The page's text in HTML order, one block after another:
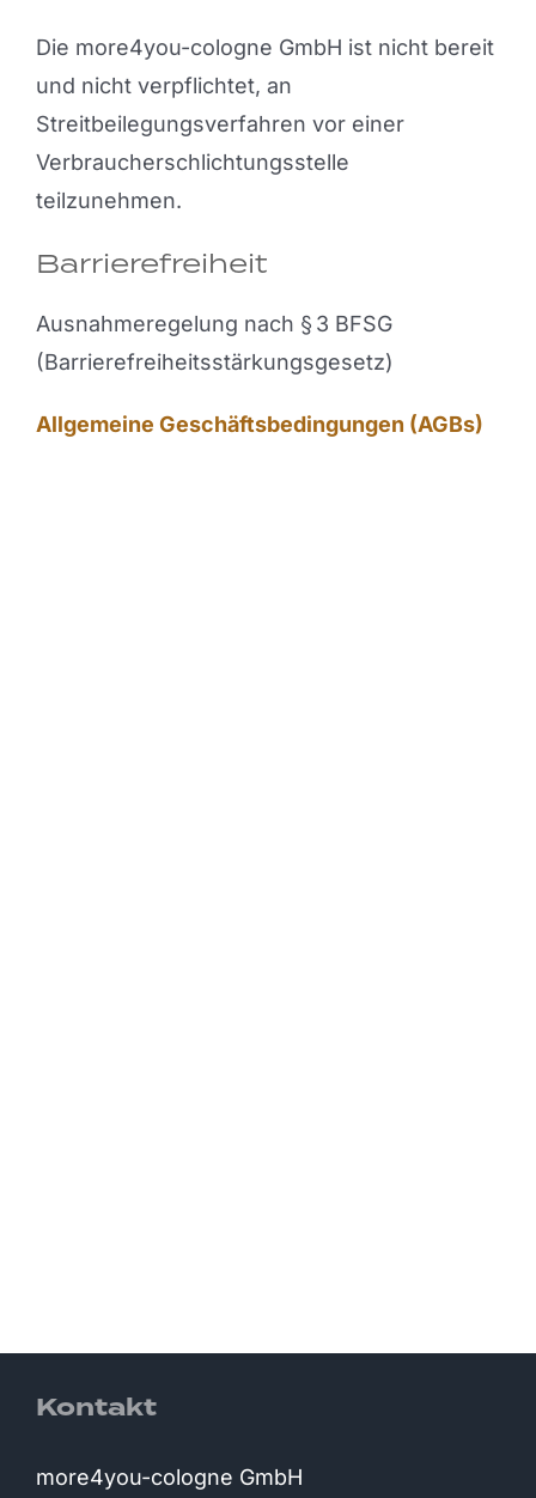
Die more4you-cologne GmbH ist nicht bereit
und nicht verpflichtet, an
Streitbeilegungsverfahren vor einer
Verbraucherschlichtungsstelle
teilzunehmen.
Barrierefreiheit
Ausnahmeregelung nach § 3 BFSG
(Barrierefreiheitsstärkungsgesetz)
Allgemeine Geschäftsbedingungen (AGBs)
Kontakt
more4you-cologne GmbH